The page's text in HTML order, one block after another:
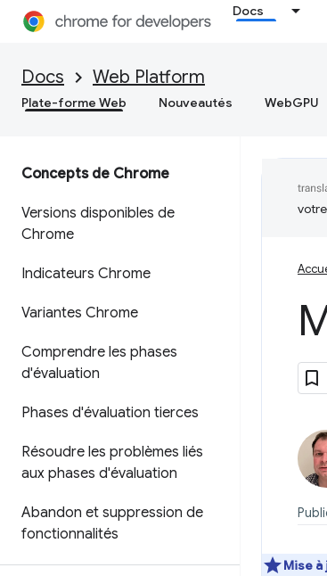
Docs
Docs Web Platform
Plate-forme Web Nouveautés WebGPU
Concepts de Chrome
Versions disponibles de
Chrome
Indicateurs Chrome
Variantes Chrome
Comprendre les phases
d'évaluation
Phases d'évaluation tierces
Résoudre les problèmes liés
aux phases d'évaluation
Abandon et suppression de
fonctionnalités
Mise